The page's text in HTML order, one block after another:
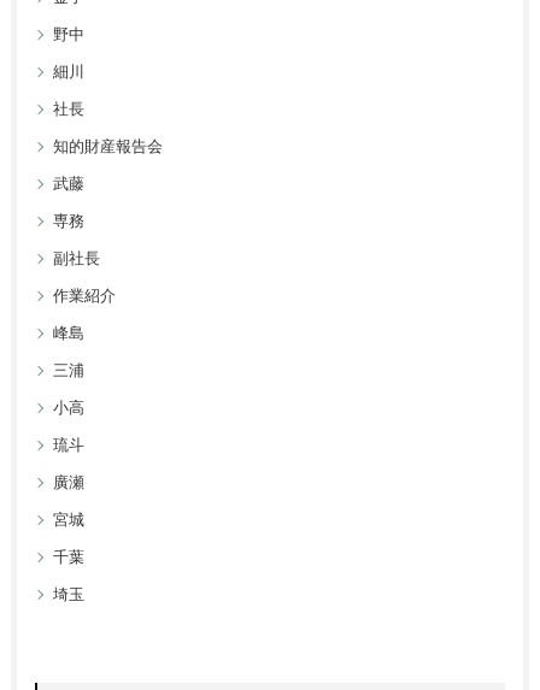
野中
細川
社長
知的財産報告会
武藤
専務
副社長
作業紹介
峰島
三浦
小高
琉斗
廣瀬
宮城
千葉
埼玉